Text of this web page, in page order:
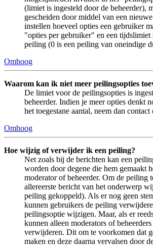
(limiet is ingesteld door de beheerder),
gescheiden door middel van een
instellen hoeveel opties een gebruiker
"opties per gebruiker" en een tijdslimiet
peiling (0 is een peiling van oneindige
Omhoog
Waarom kan ik niet meer peilingsopties
De limiet voor de peilingsopties is
beheerder. Indien je meer opties denkt
het toegestane aantal, neem dan contact
Omhoog
Hoe wijzig of verwijder ik een peiling?
Net zoals bij de berichten kan een
worden door degene die hem gemaakt
moderator of beheerder. Om de peiling
allereerste bericht van het onderwerp
peiling gekoppeld). Als er nog geen
kunnen gebruikers de peiling
peilingsoptie wijzigen. Maar, als er
kunnen alleen moderators of
verwijderen. Dit om te voorkomen dat
maken en deze daarna vervalsen door